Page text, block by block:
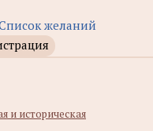
желаний
и историческая